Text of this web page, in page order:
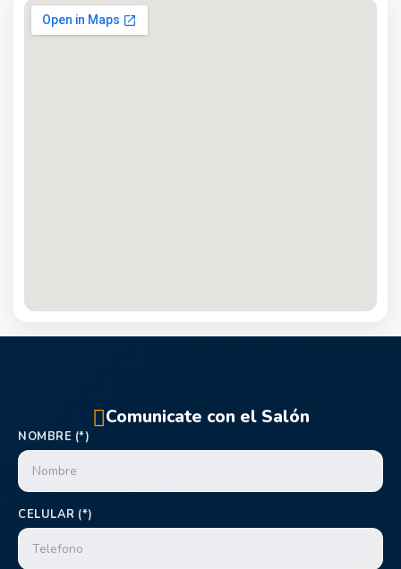
Comunicate con el Salón
NOMBRE (*)
CELULAR (*)